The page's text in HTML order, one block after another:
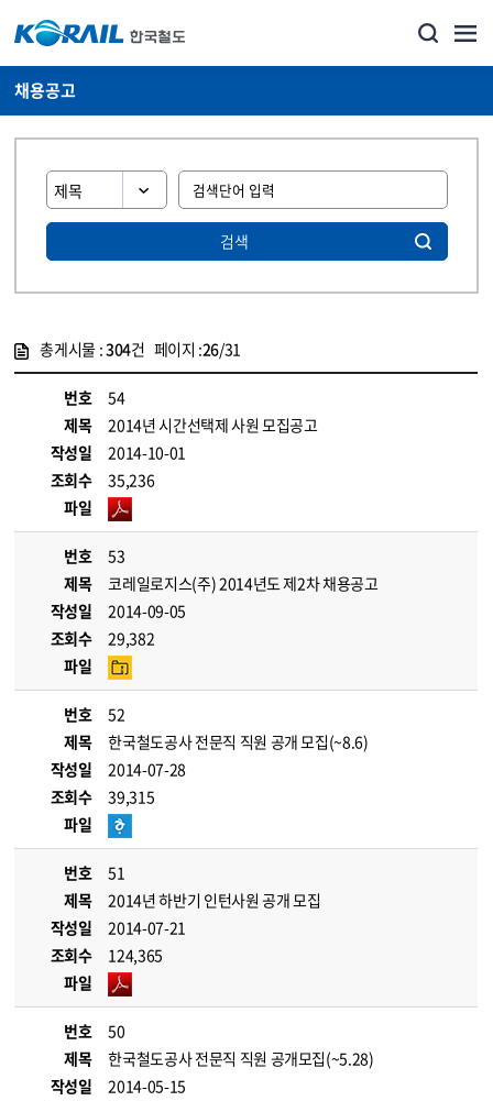
채용공고
검색
총게시물 :304건 페이지 :26/31
번호
54
제목
2014년 시간선택제 사원 모집공고
작성일
2014-10-01
조회수
35,236
파일
번호
53
제목
코레일로지스(주) 2014년도 제2차 채용공고
작성일
2014-09-05
조회수
29,382
파일
번호
52
제목
한국철도공사 전문직 직원 공개 모집(~8.6)
작성일
2014-07-28
조회수
39,315
파일
번호
51
제목
2014년 하반기 인턴사원 공개 모집
작성일
2014-07-21
조회수
124,365
파일
번호
50
제목
한국철도공사 전문직 직원 공개모집(~5.28)
작성일
2014-05-15